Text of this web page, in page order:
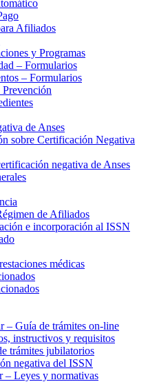
Afiliados
y Programas
– Formularios
– Formularios
Prevención
de Anses
sobre Certificación Negativa
negativa de Anses
de Afiliados
e incorporación al ISSN
médicas
– Guía de trámites on-line
instructivos y requisitos
trámites jubilatorios
negativa del ISSN
– Leyes y normativas